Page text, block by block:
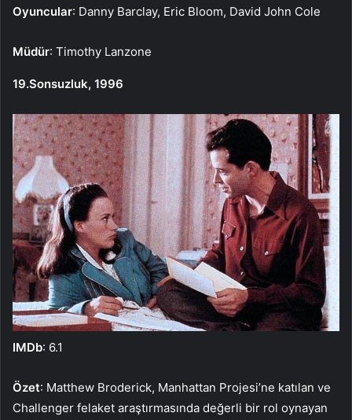
Oyuncular: Danny Barclay, Eric Bloom, David John Cole
Müdür: Timothy Lanzone
19.Sonsuzluk, 1996
IMDb: 6.1
Özet: Matthew Broderick, Manhattan Projesi’ne katılan ve
Challenger felaket araştırmasında değerli bir rol oynayan